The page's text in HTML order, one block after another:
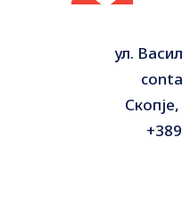
ул.